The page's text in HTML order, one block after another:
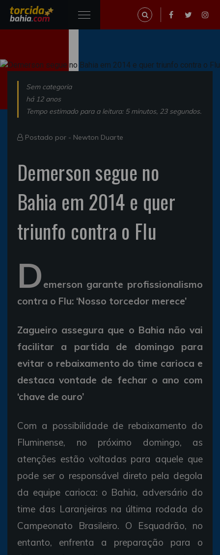
Sem categoria
há 12 anos
Tempo estimado para a leitura: 5 minutos, 23 segundos.
Postado por - Newton Duarte
Demerson segue no
Bahia em 2014 e quer
triunfo contra o Flu
D emerson garante profissionalismo
contra o Flu: ‘Nosso torcedor merece’
Zagueiro assegura que o Bahia não vai
facilitar a partida de domingo para
evitar o rebaixamento do time carioca e
destaca vontade de fechar o ano com
‘chave de ouro’
Com a possibilidade de rebaixamento do
Fluminense, no próximo domingo, as
atenções estão voltadas para aquele que
pode ser o responsável direto pela degola
da equipe carioca: o Bahia, adversário do
time das Laranjeiras na última rodada do
Campeonato Brasileiro. O Esquadrão, no
entanto, enfrenta a preparação para o